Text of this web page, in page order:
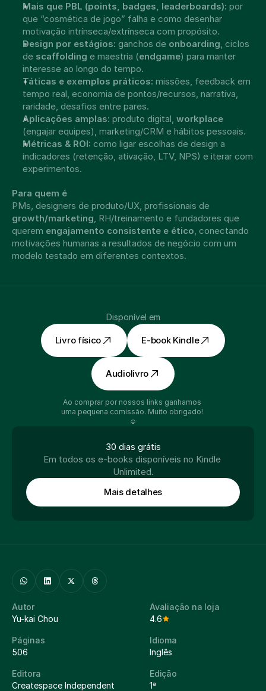
Mais que PBL (points, badges, leaderboards): por
que “cosmética de jogo” falha e como desenhar
motivação intrínseca/extrínseca com propósito.
Design por estágios: ganchos de onboarding, ciclos
de scaffolding e maestria (endgame) para manter
interesse ao longo do tempo.
Táticas e exemplos práticos: missões, feedback em
tempo real, economia de pontos/recursos, narrativa,
raridade, desafios entre pares.
Aplicações amplas: produto digital, workplace
(engajar equipes), marketing/CRM e hábitos pessoais.
Métricas & ROI: como ligar escolhas de design a
indicadores (retenção, ativação, LTV, NPS) e iterar com
experimentos.
Para quem é
growth/marketing, RH/treinamento e fundadores que
querem engajamento consistente e ético, conectando
motivações humanas a resultados de negócio com um
modelo testado em diferentes contextos.
Disponível em
Livro físico E-book Kindle
Audiolivro
Ao comprar por nossos links ganhamos
uma pequena comissão. Muito obrigado!
☺️
30 dias grátis
Em todos os e-books disponíveis no Kindle
Unlimited.
Mais detalhes
Autor
Yu-kai Chou
Avaliação na loja
4.6
Páginas
506
Idioma
Inglês
Editora
Createspace Independent
Edição
1ª